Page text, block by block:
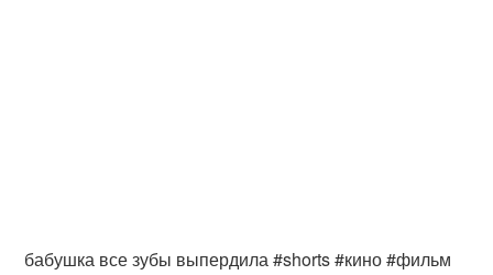
бабушка все зубы выпердила #shorts #кино #фильм